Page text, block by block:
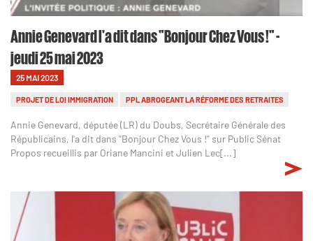
Annie Genevard l'a dit dans "Bonjour Chez Vous !" -
jeudi 25 mai 2023
25 MAI 2023
PROJET DE LOI IMMIGRATION PPL ABROGEANT LA RÉFORME DES RETRAITES
Annie Genevard, députée (LR) du Doubs, Secrétaire Générale des
Républicains, l'a dit dans "Bonjour Chez Vous !" sur Public Sénat
Propos recueillis par Oriane Mancini et Julien Lec[...]